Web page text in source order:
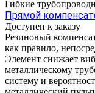
Гибкие
Прямой
Доступен к заказу
Резиновый
как правило,
Элемент снижает
металлическому
систему и